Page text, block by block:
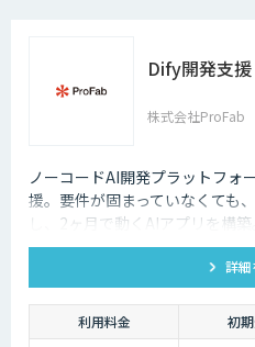
Dify開発支援
株式会社ProFab
ノーコードAI開発プラットフォ
援。要件が固まっていなくても
し、2ヶ月で動くAIアプリを構
内製化・自走までサポートしま
詳細
利用料金 初